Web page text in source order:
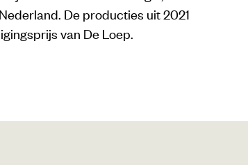
De producties uit 2021
van De Loep.